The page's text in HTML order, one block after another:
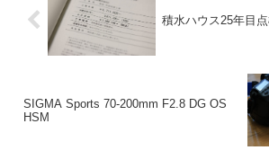
積水ハウス25年目
SIGMA Sports 70-200mm F2.8 DG OS
HSM